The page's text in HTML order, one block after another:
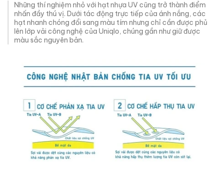
Những thí nghiệm nhỏ với hạt nhựa UV cũng trở thành điểm
nhấn đầy thú vị. Dưới tác động trực tiếp của ánh nắng, các
hạt nhanh chóng đổi sang màu tím nhưng chỉ cần được phủ
lên lớp vải công nghệ của Uniqlo, chúng gần như giữ được
màu sắc nguyên bản.